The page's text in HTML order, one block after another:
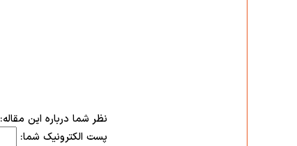
نظر شما درباره این مقاله:
پست الکترونیک شما: